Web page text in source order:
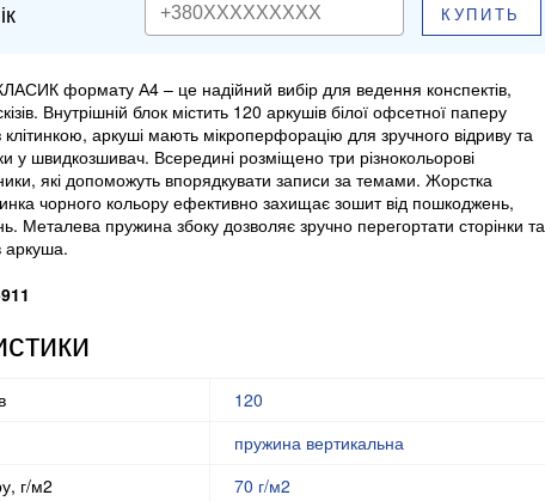
КУПИТЬ
формату А4 – це надійний вибір для ведення конспектів,
Внутрішній блок містить 120 аркушів білої офсетної паперу
аркуші мають мікроперфорацію для зручного відриву та
у швидкозшивач. Всередині розміщено три різнокольорові
які допоможуть впорядкувати записи за темами. Жорстка
чорного кольору ефективно захищає зошит від пошкоджень,
Металева пружина збоку дозволяє зручно перегортати сторінки та
аркуша.
120
пружина вертикальна
г/м2
70 г/м2